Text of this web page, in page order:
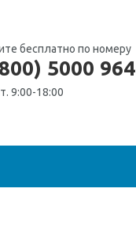
бесплатно по номеру
5000 964
9:00-18:00